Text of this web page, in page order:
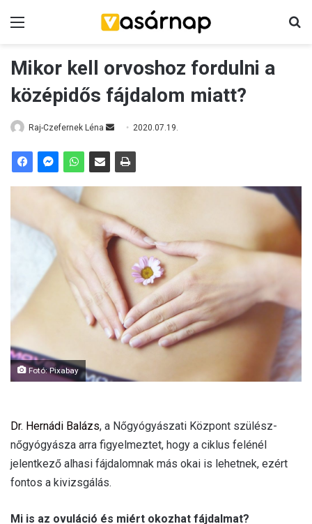
Mikor kell orvoshoz fordulni a
középidős fájdalom miatt?
Raj-Czefernek Léna
m
i
2020.07.19.
Fotó: Pixabay
Dr. Hernádi Balázs, a Nőgyógyászati Központ szülész-
nőgyógyásza arra figyelmeztet, hogy a ciklus felénél
jelentkező alhasi fájdalomnak más okai is lehetnek, ezért
fontos a kivizsgálás.
Mi is az ovuláció és miért okozhat fájdalmat?